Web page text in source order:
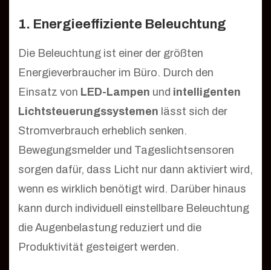
1. Energieeffiziente Beleuchtung
Die Beleuchtung ist einer der größten
Energieverbraucher im Büro. Durch den
Einsatz von LED-Lampen und intelligenten
Lichtsteuerungssystemen lässt sich der
Stromverbrauch erheblich senken.
Bewegungsmelder und Tageslichtsensoren
sorgen dafür, dass Licht nur dann aktiviert wird,
wenn es wirklich benötigt wird. Darüber hinaus
kann durch individuell einstellbare Beleuchtung
die Augenbelastung reduziert und die
Produktivität gesteigert werden.